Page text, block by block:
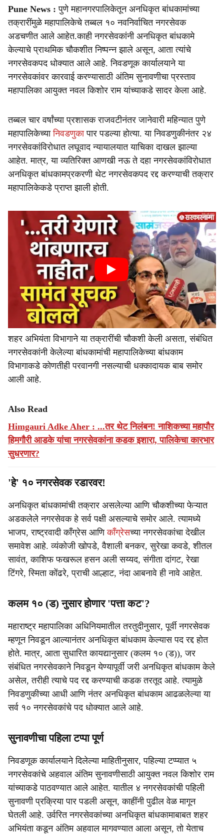
a
r
e
Pune News : पुणे महानगरपालिकेतून अनधिकृत बांधकामांच्या
तक्रारींमुळे महापालिकेचे तब्बल १० नवनिर्वाचित नगरसेवक
अडचणीत आले आहेत.काही नगरसेवकांनी अनधिकृत बांधकामे
केल्याचे प्राथमिक चौकशीत निष्पन्न झाले असून, आता त्यांचे
नगरसेवकपद धोक्यात आले आहे. निवडणूक कार्यालयाने या
नगरसेवकांवर कारवाई करण्यासाठी अंतिम सुनावणीचा प्रस्ताव
महापालिका आयुक्त नवल किशोर राम यांच्याकडे सादर केला आहे.
तब्बल चार वर्षांच्या प्रशासक राजवटीनंतर जानेवारी महिन्यात पुणे
महापालिकेच्यानिवडणुकापार पडल्या होत्या. या निवडणुकीनंतर २४
नगरसेवकांविरोधात लघूवाद न्यायालयात याचिका दाखल झाल्या
आहेत. मात्र, या व्यतिरिक्त आणखी नऊ ते दहा नगरसेवकांविरोधात
अनधिकृत बांधकामप्रकरणी थेट नगरसेवकपद रद्द करण्याची तक्रार
महापालिकेकडे प्राप्त झाली होती.
शहर अभियंता विभागाने या तक्रारींची चौकशी केली असता, संबंधित
नगरसेवकांनी केलेल्या बांधकामांची महापालिकेच्या बांधकाम
विभागाकडे कोणतीही परवानगी नसल्याची धक्कादायक बाब समोर
आली आहे.
Also Read
Himgauri Adke Aher : ...तर थेट निलंबन! नाशिकच्या महापौर
हिमगौरी आडके यांचा नगरसेवकांना कडक इशारा, पालिकेचा कारभार
सुधरणार?
'हे' १० नगरसेवक रडारवर!
अनधिकृत बांधकामांची तक्रार असलेल्या आणि चौकशीच्या फेऱ्यात
अडकलेले नगरसेवक हे सर्व पक्षी असल्याचे समोर आले. त्यामध्ये
भाजप, राष्ट्रवादी काँग्रेस आणिकाँग्रेसच्या नगरसेवकांचा देखील
समावेश आहे. व्यंकोजी खोपडे, वैशाली बनकर, सुरेखा कवडे, शीतल
सावंत, काशिफ फखरूल हसन अली सय्यद, संगीता दांगट, रेखा
टिंगरे, स्मिता कोंढरे, प्राची आल्हाट, नंदा आबनावे ही नावे आहेत.
कलम १० (ड) नुसार होणार 'पत्ता कट'?
महाराष्ट्र महापालिका अधिनियमातील तरतुदीनुसार, पूर्वी नगरसेवक
म्हणून निवडून आल्यानंतर अनधिकृत बांधकाम केल्यास पद रद्द होत
होते. मात्र, आता सुधारित कायद्यानुसार (कलम १० (ड)), जर
संबंधित नगरसेवकाने निवडून येण्यापूर्वी जरी अनधिकृत बांधकाम केले
असेल, तरीही त्याचे पद रद्द करण्याची कडक तरतूद आहे. त्यामुळे
निवडणुकीच्या आधी आणि नंतर अनधिकृत बांधकाम आढळलेल्या या
सर्व १० नगरसेवकांचे पद धोक्यात आले आहे.
सुनावणीचा पहिला टप्पा पूर्ण
निवडणूक कार्यालयाने दिलेल्या माहितीनुसार, पहिल्या टप्प्यात ५
नगरसेवकांचे अहवाल अंतिम सुनावणीसाठी आयुक्त नवल किशोर राम
यांच्याकडे पाठवण्यात आले आहेत. यातील ४ नगरसेवकांची पहिली
सुनावणी प्रक्रिया पार पडली असून, काहींनी पुढील वेळ मागून
घेतली आहे. उर्वरित नगरसेवकांच्या अनधिकृत बांधकामाबाबत शहर
अभियंता कडून अंतिम अहवाल मागवण्यात आला असून, तो येताच